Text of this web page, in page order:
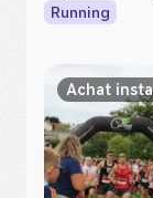
Running
Achat